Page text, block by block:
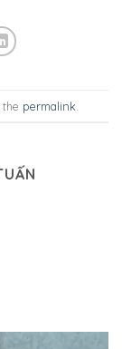
the permalink